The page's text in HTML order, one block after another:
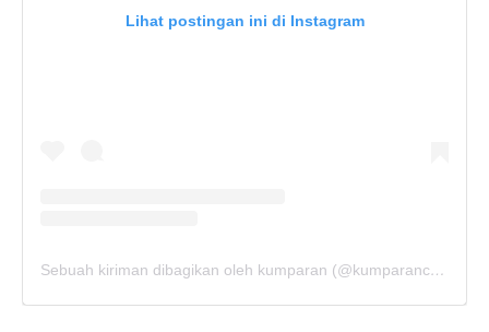
Lihat postingan ini di Instagram
Sebuah kiriman dibagikan oleh kumparan (@kumparancom)